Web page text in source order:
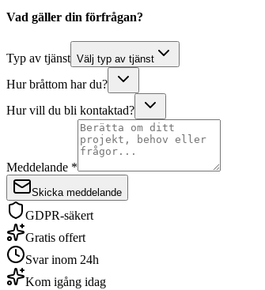
Vad gäller din förfrågan?
Typ av tjänst Välj typ av tjänst
Hur bråttom har du?
Hur vill du bli kontaktad?
Meddelande *
Skicka meddelande
GDPR-säkert
Gratis offert
Svar inom 24h
Kom igång idag